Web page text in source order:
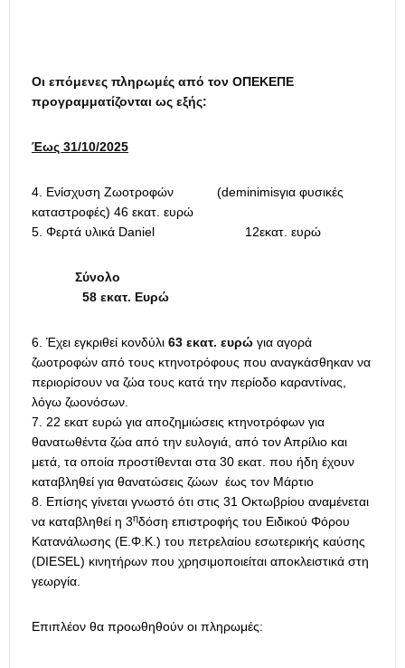
Οι επόμενες πληρωμές από τον ΟΠΕΚΕΠΕ
προγραμματίζονται ως εξής:
Έως 31/10/2025
Ενίσχυση Ζωοτροφών (deminimisγια φυσικές
καταστροφές) 46 εκατ. ευρώ
Φερτά υλικά Daniel 12εκατ. ευρώ
Σύνολο
58 εκατ. Ευρώ
Έχει εγκριθεί κονδύλι 63 εκατ. ευρώ για αγορά
ζωοτροφών από τους κτηνοτρόφους που αναγκάσθηκαν να
περιορίσουν να ζώα τους κατά την περίοδο καραντίνας,
λόγω ζωονόσων.
22 εκατ ευρώ για αποζημιώσεις κτηνοτρόφων για
θανατωθέντα ζώα από την ευλογιά, από τον Απρίλιο και
μετά, τα οποία προστίθενται στα 30 εκατ. που ήδη έχουν
καταβληθεί για θανατώσεις ζώων έως τον Μάρτιο
Επίσης γίνεται γνωστό ότι στις 31 Οκτωβρίου αναμένεται
να καταβληθεί η 3ηδόση επιστροφής του Ειδικού Φόρου
Κατανάλωσης (Ε.Φ.Κ.) του πετρελαίου εσωτερικής καύσης
(DIESEL) κινητήρων που χρησιμοποιείται αποκλειστικά στη
γεωργία.
Επιπλέον θα προωθηθούν οι πληρωμές: